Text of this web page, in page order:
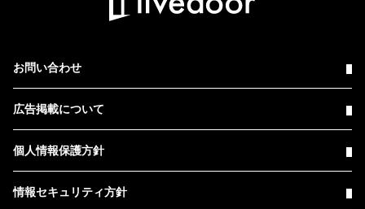
お問い合わせ
広告掲載について
個人情報保護方針
情報セキュリティ方針